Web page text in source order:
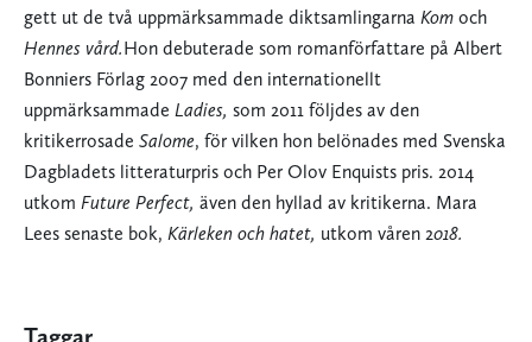
gett ut de två uppmärksammade diktsamlingarna Kom och
Hennes vård.Hon debuterade som romanförfattare på Albert
Bonniers Förlag 2007 med den internationellt
uppmärksammade Ladies, som 2011 följdes av den
kritikerrosade Salome, för vilken hon belönades med Svenska
Dagbladets litteraturpris och Per Olov Enquists pris. 2014
utkom Future Perfect, även den hyllad av kritikerna. Mara
Lees senaste bok, Kärleken och hatet, utkom våren 2018.